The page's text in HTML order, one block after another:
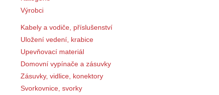
Výrobci
Kabely a vodiče, příslušenství
Uložení vedení, krabice
Upevňovací materiál
Domovní vypínače a zásuvky
Zásuvky, vidlice, konektory
Svorkovnice, svorky